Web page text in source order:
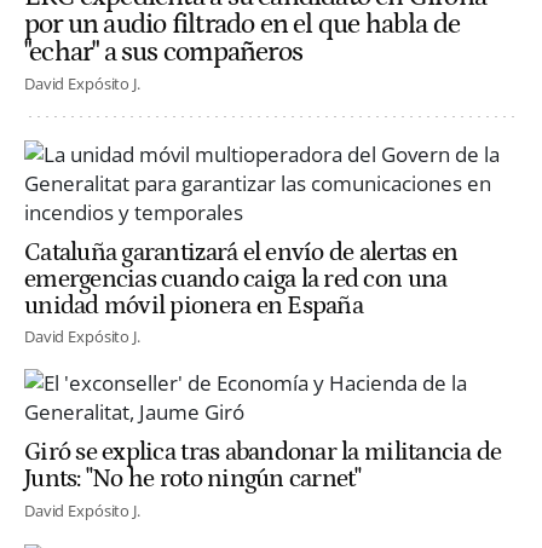
por un audio filtrado en el que habla de
"echar" a sus compañeros
David Expósito J.
Cataluña garantizará el envío de alertas en
emergencias cuando caiga la red con una
unidad móvil pionera en España
David Expósito J.
Giró se explica tras abandonar la militancia de
Junts: "No he roto ningún carnet"
David Expósito J.